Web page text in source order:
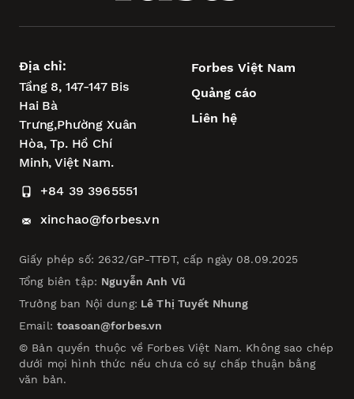
Địa chỉ:
Tầng 8, 147-147 Bis
Hai Bà
Trưng,Phường Xuân
Hòa,Tp. Hồ Chí
Minh, Việt Nam.
+84 39 3965551
xinchao@forbes.vn
Forbes Việt Nam
Quảng cáo
Liên hệ
Giấy phép số: 2632/GP-TTĐT, cấp ngày 08.09.2025
Tổng biên tập: Nguyễn Anh Vũ
Trưởng ban Nội dung: Lê Thị Tuyết Nhung
Email: toasoan@forbes.vn
© Bản quyền thuộc về Forbes Việt Nam. Không sao chép
dưới mọi hình thức nếu chưa có sự chấp thuận bằng
văn bản.